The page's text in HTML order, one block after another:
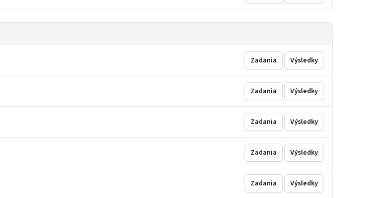
Zadania Výsledky
Zadania Výsledky
Zadania Výsledky
Zadania Výsledky
Zadania Výsledky